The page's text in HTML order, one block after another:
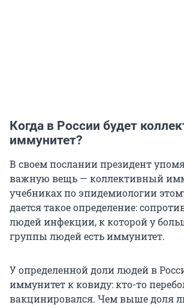
Когда в России будет
иммунитет?
В своем послании президент
важную вещь — коллективный
учебниках по эпидемиологии
дается такое определение:
людей инфекции, к которой у
группы людей есть иммунитет.
У определенной доли людей в
иммунитет к ковиду: кто-то
вакцинировался. Чем выше доля